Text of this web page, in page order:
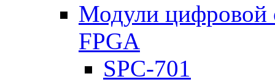
Модули цифровой
FPGA
SPC-701